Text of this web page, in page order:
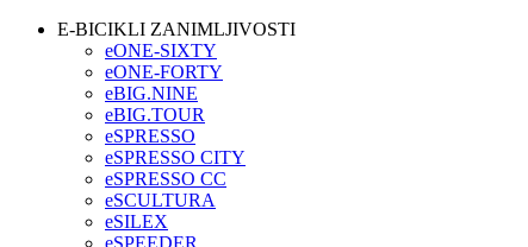
E-BICIKLI ZANIMLJIVOSTI
eONE-SIXTY
eONE-FORTY
eBIG.NINE
eBIG.TOUR
eSPRESSO
eSPRESSO CITY
eSPRESSO CC
eSCULTURA
eSILEX
eSPEEDER